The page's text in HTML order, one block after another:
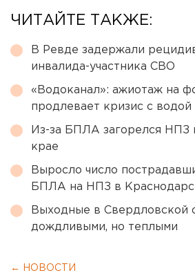
ЧИТАЙТЕ ТАКЖЕ:
В Ревде задержали
инвалида-участника СВО
«Водоканал»: ажиотаж на
продлевает кризис с
Из-за БПЛА загорелся НПЗ
крае
Выросло число
БПЛА на НПЗ в
Выходные в Свердловской
дождливыми, но теплыми
← НОВОСТИ